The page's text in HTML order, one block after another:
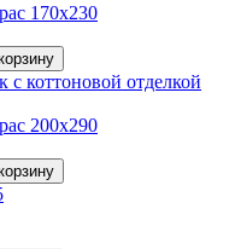
170х230
200х290